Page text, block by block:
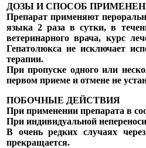
ДОЗЫ И СПОСОБ
Препарат применяют
языка 2 раза в сутки, в
ветеринарного врача, курс
Гепатолюкса не исключает
терапии.
При пропуске одного или
первом приеме и отмене не
ПОБОЧНЫЕ ДЕЙСТВИЯ
При применении препарата в
При индивидуальной
В очень редких случаях
прекращается.